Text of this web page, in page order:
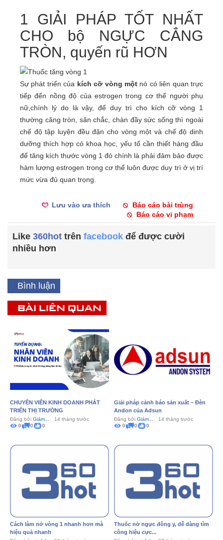
1 GIẢI PHÁP TỐT NHẤT
CHO bộ NGỰC CẲNG
TRÒN, quyến rũ HƠN
​Sự phát triển của kích cỡ vòng mộtnó có liên quan trực
tiếp đến nồng độ của estrogen trong cơ thể người phụ
nữ,chính lý do là vậy, để duy trì cho kích cỡ vòng 1
thường căng tròn, săn chắc, chàn đầy sức sống thì ngoài
chế độ tập luyện đều đặn cho vòng một và chế độ dinh
dưỡng thích hợp có khoa học, yếu tố cần thiết hàng đầu
để tăng kích thước vòng 1 đó chính là phải đảm bảo được
hàm lượng estrogen trong cơ thể luôn được duy trì ở vị trí
mức vừa đủ quan trọng.
Lưu vào ưa thích
Báo cáo bài trùng
Báo cáo vi phạm
Like 360hot trên facebook để được cười
nhiều hơn
Bình luận
BÀI LIÊN QUAN
CHUYÊN VIÊN KINH DOANH PHÁT
TRIỂN THỊ TRƯỜNG
Đăng bởi Giám... 14 tháng trước
0 0 0
Giải pháp cảnh báo sản xuất – Đèn
Andon của Adsun
Đăng bởi Giám... 14 tháng trước
0 0 0
Cách làm nở vòng 1 nhanh hơn mà
hiệu quả nhanh
Thuốc nở ngực đông y, dễ dàng tìm
công hiệu cực...